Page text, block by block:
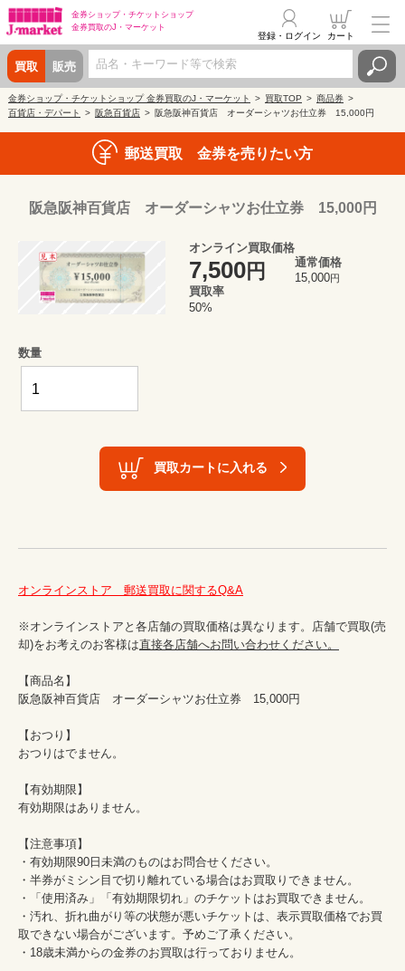
金券ショップ・ チケットショップ
金券買取のJ・マーケット
買取 販売
登録・ログイン カート
金券ショップ・チケットショップ 金券買取のJ・マーケット 買取TOP
商品券
百貨店・デパート
阪急百貨店 阪急阪神百貨店 オーダーシャツお仕立券 15,000円
郵送買取 金券を売りたい方
阪急阪神百貨店 オーダーシャツお仕立券 15,000円
オンライン買取価格
7,500円
通常価格
15,000円
買取率
50%
数量
買取カートに入れる
オンラインストア　郵送買取に関するQ&A
※オンラインストアと各店舗の買取価格は異なります。店舗で買取(売
却)をお考えのお客様は直接各店舗へお問い合わせください。
【商品名】
阪急阪神百貨店　オーダーシャツお仕立券　15,000円
【おつり】
おつりはでません。
【有効期限】
有効期限はありません。
【注意事項】
・有効期限90日未満のものはお問合せください。
・半券がミシン目で切り離れている場合はお買取りできません。
・「使用済み」「有効期限切れ」のチケットはお買取できません。
・汚れ、折れ曲がり等の状態が悪いチケットは、表示買取価格でお買
取できない場合がございます。予めご了承ください。
・18歳未満からの金券のお買取は行っておりません。